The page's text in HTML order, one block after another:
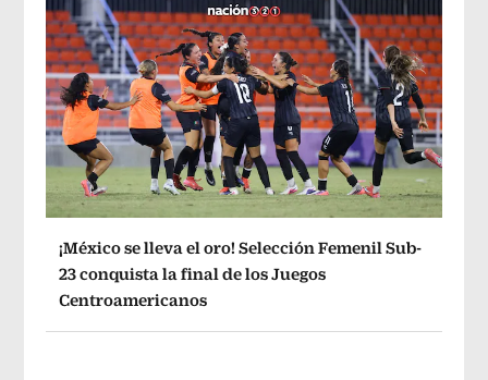
¡México se lleva el oro! Selección Femenil Sub-
23 conquista la final de los Juegos
Centroamericanos